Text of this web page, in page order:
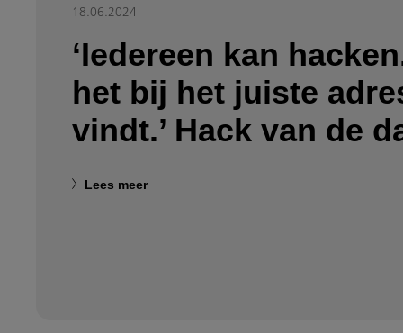
18.06.2024
‘Iedereen kan
het bij het juiste
vindt.’ Hack van de
Lees meer